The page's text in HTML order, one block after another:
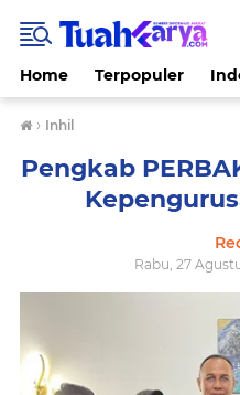
Home Terpopuler
› Inhil
Pengkab
Rabu, 27